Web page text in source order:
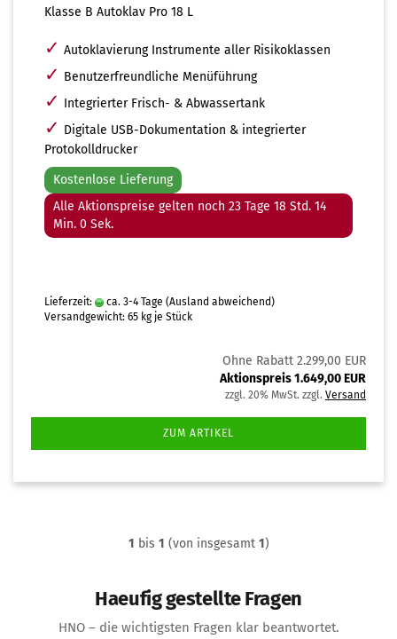
Klasse B Autoklav Pro 18 L
✓ Autoklavierung Instrumente aller Risikoklassen
✓ Benutzerfreundliche Menüführung
✓ Integrierter Frisch- & Abwassertank
✓ Digitale USB-Dokumentation & integrierter
Protokolldrucker
Kostenlose Lieferung
Alle Aktionspreise gelten noch 23 Tage 18 Std. 13
Min. 59 Sek.
Lieferzeit: ca. 3-4 Tage (Ausland abweichend)
Versandgewicht: 65 kg je Stück
Ohne Rabatt 2.299,00 EUR
Aktionspreis 1.649,00 EUR
zzgl. 20% MwSt. zzgl. Versand
ZUM ARTIKEL
1 bis 1 (von insgesamt 1)
Haeufig gestellte Fragen
HNO – die wichtigsten Fragen klar beantwortet.